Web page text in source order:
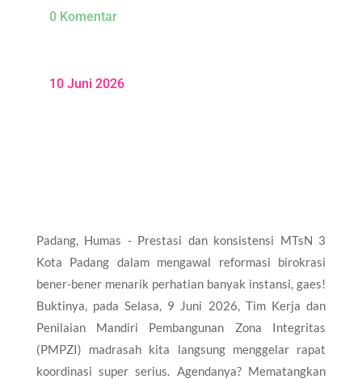
0 Komentar
10 Juni 2026
Padang, Humas - Prestasi dan konsistensi MTsN 3
Kota Padang dalam mengawal reformasi birokrasi
bener-bener menarik perhatian banyak instansi, gaes!
Buktinya, pada Selasa, 9 Juni 2026, Tim Kerja dan
Penilaian Mandiri Pembangunan Zona Integritas
(PMPZI) madrasah kita langsung menggelar rapat
koordinasi super serius. Agendanya? Mematangkan